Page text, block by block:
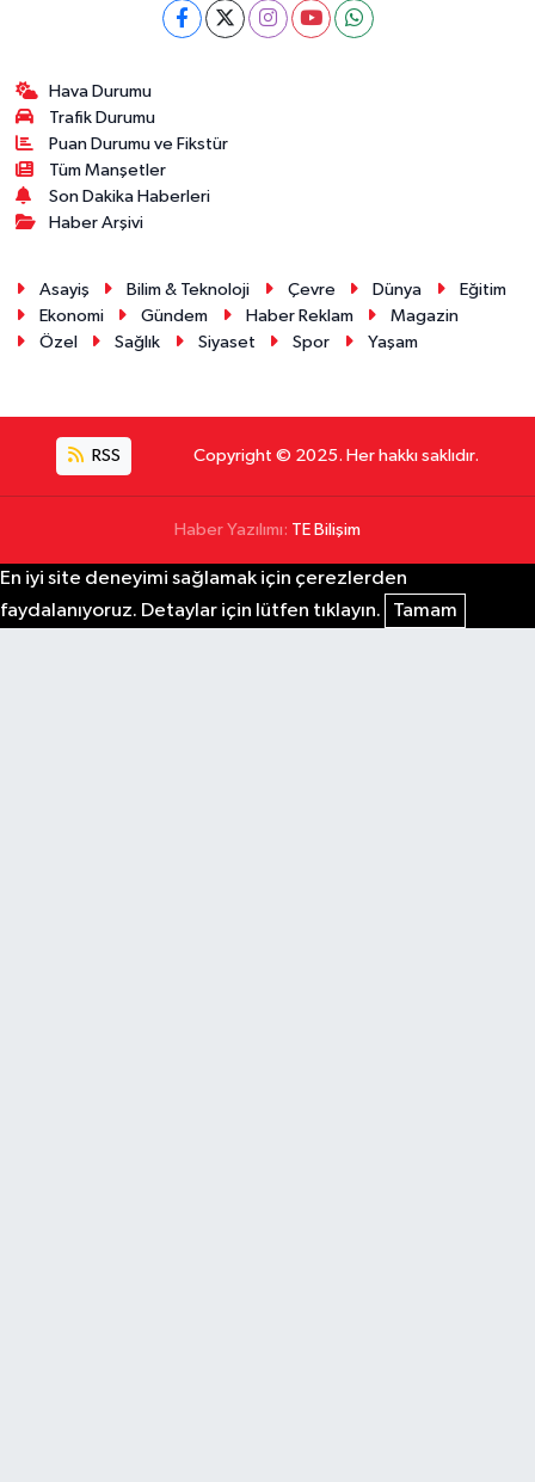
Hava Durumu
Trafik Durumu
Puan Durumu ve Fikstür
Tüm Manşetler
Son Dakika Haberleri
Haber Arşivi
Asayiş Bilim & Teknoloji Çevre Dünya
Eğitim
Ekonomi
Gündem Haber Reklam
Magazin
Özel
Sağlık Siyaset Spor Yaşam
RSS Copyright © 2025. Her hakkı saklıdır.
Haber Yazılımı: TE Bilişim
En iyi site deneyimi sağlamak için çerezlerden
faydalanıyoruz. Detaylar için lütfen tıklayın.
Tamam